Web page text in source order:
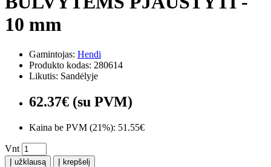
10 mm
Gamintojas: Hendi
Produkto kodas: 280614
Likutis: Sandėlyje
62.37€ (su PVM)
Kaina be PVM (21%): 51.55€
Vnt
Į užklausą Į krepšelį